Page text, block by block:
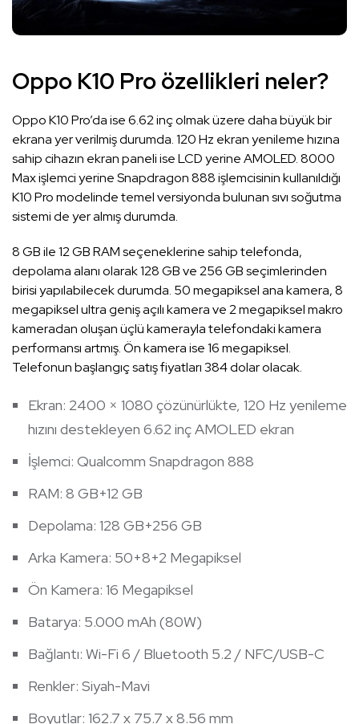
Oppo K10 Pro özellikleri neler?
Oppo K10 Pro’da ise 6.62 inç olmak üzere daha büyük bir
ekrana yer verilmiş durumda. 120 Hz ekran yenileme hızına
sahip cihazın ekran paneli ise LCD yerine AMOLED. 8000
Max işlemci yerine Snapdragon 888 işlemcisinin kullanıldığı
K10 Pro modelinde temel versiyonda bulunan sıvı soğutma
sistemi de yer almış durumda.
8 GB ile 12 GB RAM seçeneklerine sahip telefonda,
depolama alanı olarak 128 GB ve 256 GB seçimlerinden
birisi yapılabilecek durumda. 50 megapiksel ana kamera, 8
megapiksel ultra geniş açılı kamera ve 2 megapiksel makro
kameradan oluşan üçlü kamerayla telefondaki kamera
performansı artmış. Ön kamera ise 16 megapiksel.
Telefonun başlangıç satış fiyatları 384 dolar olacak.
Ekran: 2400 × 1080 çözünürlükte, 120 Hz yenileme
hızını destekleyen 6.62 inç AMOLED ekran
İşlemci: Qualcomm Snapdragon 888
RAM: 8 GB+12 GB
Depolama: 128 GB+256 GB
Arka Kamera: 50+8+2 Megapiksel
Ön Kamera: 16 Megapiksel
Batarya: 5.000 mAh (80W)
Bağlantı: Wi-Fi 6 / Bluetooth 5.2 / NFC/USB-C
Renkler: Siyah-Mavi
Boyutlar: 162.7 x 75.7 x 8.56 mm